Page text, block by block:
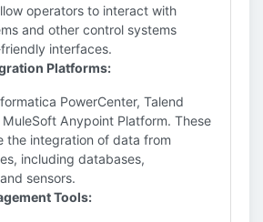
operators to interact with
and other control systems
interfaces.
Platforms:
PowerCenter, Talend
Anypoint Platform. These
the integration of data from
including databases,
sensors.
Tools: